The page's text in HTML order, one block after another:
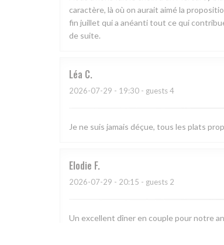
caractère, là où on aurait aimé la
fin juillet qui a anéanti tout ce qui
de suite.
Léa C
2026-07-29 - 19:30 - guests 4
Je ne suis jamais déçue, tous les plats
Elodie F
2026-07-29 - 20:15 - guests 2
Un excellent dîner en couple pour notre